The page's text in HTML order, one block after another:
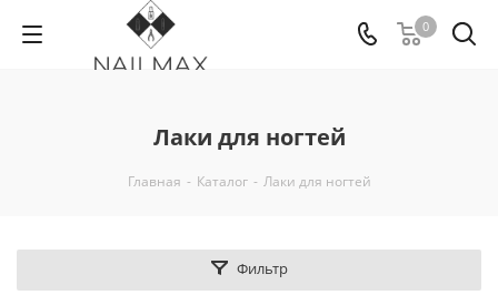
0
Лаки для ногтей
Главная - Каталог - Лаки для ногтей
Фильтр